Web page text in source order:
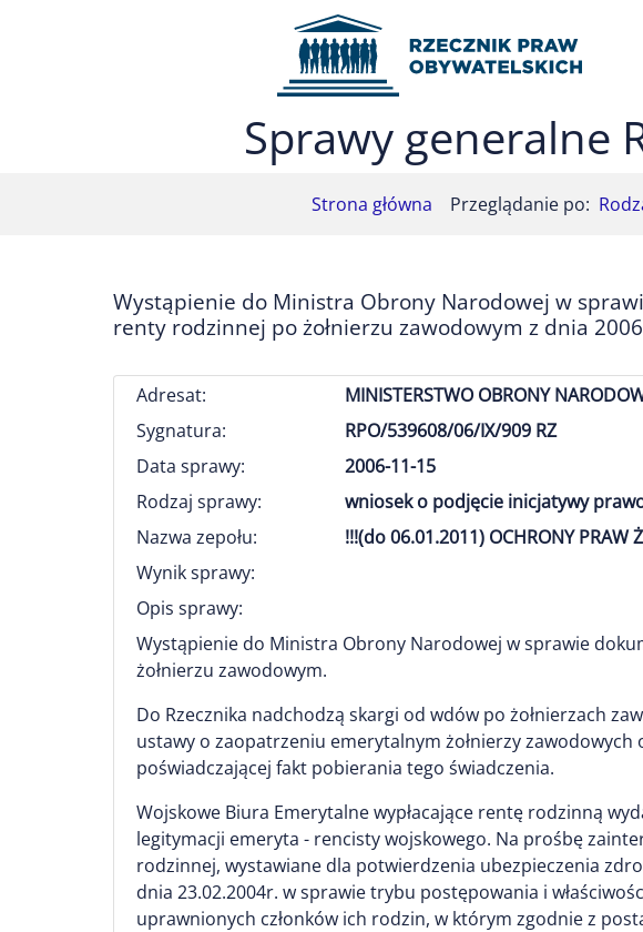
Przejdź do menu głównego (nacisnij Enter)
Przejdź do mapy serwisu (nacisnij Enter)
Sprawy generalne
Strona główna Przeglądanie po:
Wystąpienie do Ministra Obrony Narodowej w
renty rodzinnej po żołnierzu zawodowym z dnia
Adresat:
MINISTERSTWO OBRONY
Sygnatura:
RPO/539608/06/IX/909 RZ
Data sprawy:
2006-11-15
Rodzaj sprawy:
wniosek o podjęcie inicjatywy
Nazwa zepołu:
!!!(do 06.01.2011) OCHRONY PRAW
Wynik sprawy:
Opis sprawy:
Wystąpienie do Ministra Obrony Narodowej w sprawie
żołnierzu zawodowym.
Do Rzecznika nadchodzą skargi od wdów po żołnierzach
ustawy o zaopatrzeniu emerytalnym żołnierzy
poświadczającej fakt pobierania tego świadczenia.
Wojskowe Biura Emerytalne wypłacające rentę rodzinną
legitymacji emeryta - rencisty wojskowego. Na prośbę
rodzinnej, wystawiane dla potwierdzenia ubezpieczenia
dnia 23.02.2004r. w sprawie trybu postępowania i
uprawnionych członków ich rodzin, w którym zgodnie z